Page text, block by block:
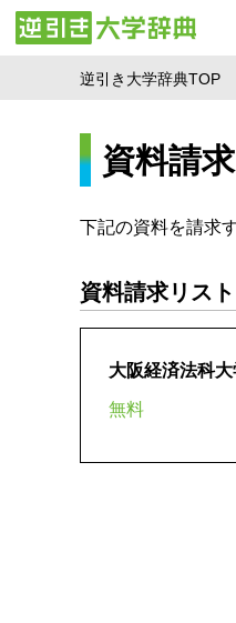
逆引き大学辞典TOP
資料請求
下記の資料を請求
資料請求リスト
大阪経済法科
無料